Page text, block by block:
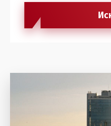
Управление недвижимостью